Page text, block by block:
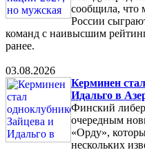
сообщила, что
России
команд с наивысшим
ранее.
03.08.2026
Керминен
Идальго в
Финский
очередным
«Орду»,
нескольких